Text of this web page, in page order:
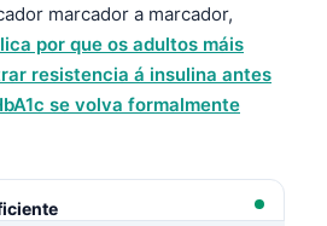
marcador a marcador,
por que os adultos máis
resistencia á insulina antes
se volva formalmente